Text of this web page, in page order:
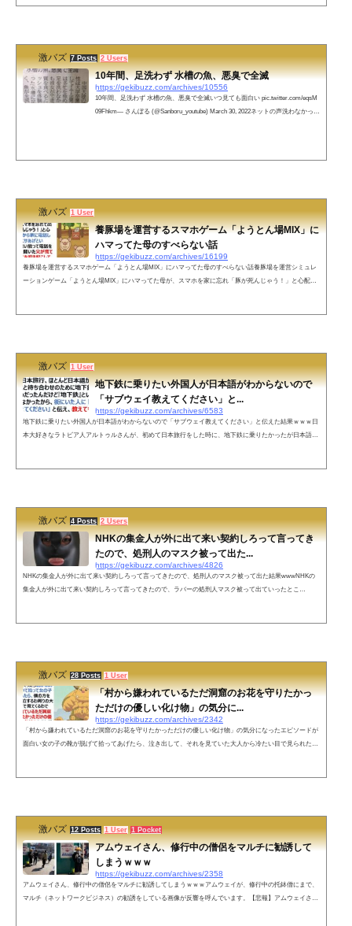
激バズ 7 Posts 2 Users
10年間、足洗わず 水槽の魚、悪臭で全滅
https://gekibuzz.com/archives/10556
10年間、足洗わず 水槽の魚、悪臭で全滅いつ見ても面白い pic.twitter.com/eqsM
09Fhkm— さんぼる (@Sanboru_youtube) March 30, 2022ネットの声洗わなかった
激バズ 1 User
養豚場を運営するスマホゲーム「ようとん場MIX」に
ハマってた母のすべらない話
https://gekibuzz.com/archives/16199
養豚場を運営するスマホゲーム「ようとん場MIX」にハマってた母のすべらない話養豚場を運営シミュレ
ーションゲーム「ようとん場MIX」にハマってた母が、スマホを家に忘れ「豚が死んじゃう！」と心配に
激バズ 1 User
地下鉄に乗りたい外国人が日本語がわからないので
「サブウェイ教えてください」と...
https://gekibuzz.com/archives/6583
地下鉄に乗りたい外国人が日本語がわからないので「サブウェイ教えてください」と伝えた結果ｗｗｗ日
本大好きなラトビア人アルトゥルさんが、初めて日本旅行をした時に、地下鉄に乗りたかったが日本語が
激バズ 4 Posts 2 Users
NHKの集金人が外に出て来い契約しろって言ってき
たので、処刑人のマスク被って出た...
https://gekibuzz.com/archives/4826
NHKの集金人が外に出て来い契約しろって言ってきたので、処刑人のマスク被って出た結果wwwNHKの
集金人が外に出て来い契約しろって言ってきたので、ラバーの処刑人マスク被って出ていったとこ
激バズ 28 Posts 1 User
「村から嫌われているただ洞窟のお花を守りたかっ
ただけの優しい化け物」の気分に...
https://gekibuzz.com/archives/2342
「村から嫌われているただ洞窟のお花を守りたかっただけの優しい化け物」の気分になったエピソードが
面白い女の子の靴が脱げて拾ってあげたら、泣き出して、それを見ていた大人から冷たい目で見られたと
激バズ 12 Posts 1 User 1 Pocket
アムウェイさん、修行中の僧侶をマルチに勧誘して
しまうｗｗｗ
https://gekibuzz.com/archives/2358
アムウェイさん、修行中の僧侶をマルチに勧誘してしまうｗｗｗアムウェイが、修行中の托鉢僧にまで、
マルチ（ネットワークビジネス）の勧誘をしている画像が反響を呼んでいます。【悲報】アムウェイさ